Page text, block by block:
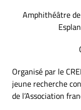
Amphithéâtre de
Organisé par le
jeune recherche
de l’Association